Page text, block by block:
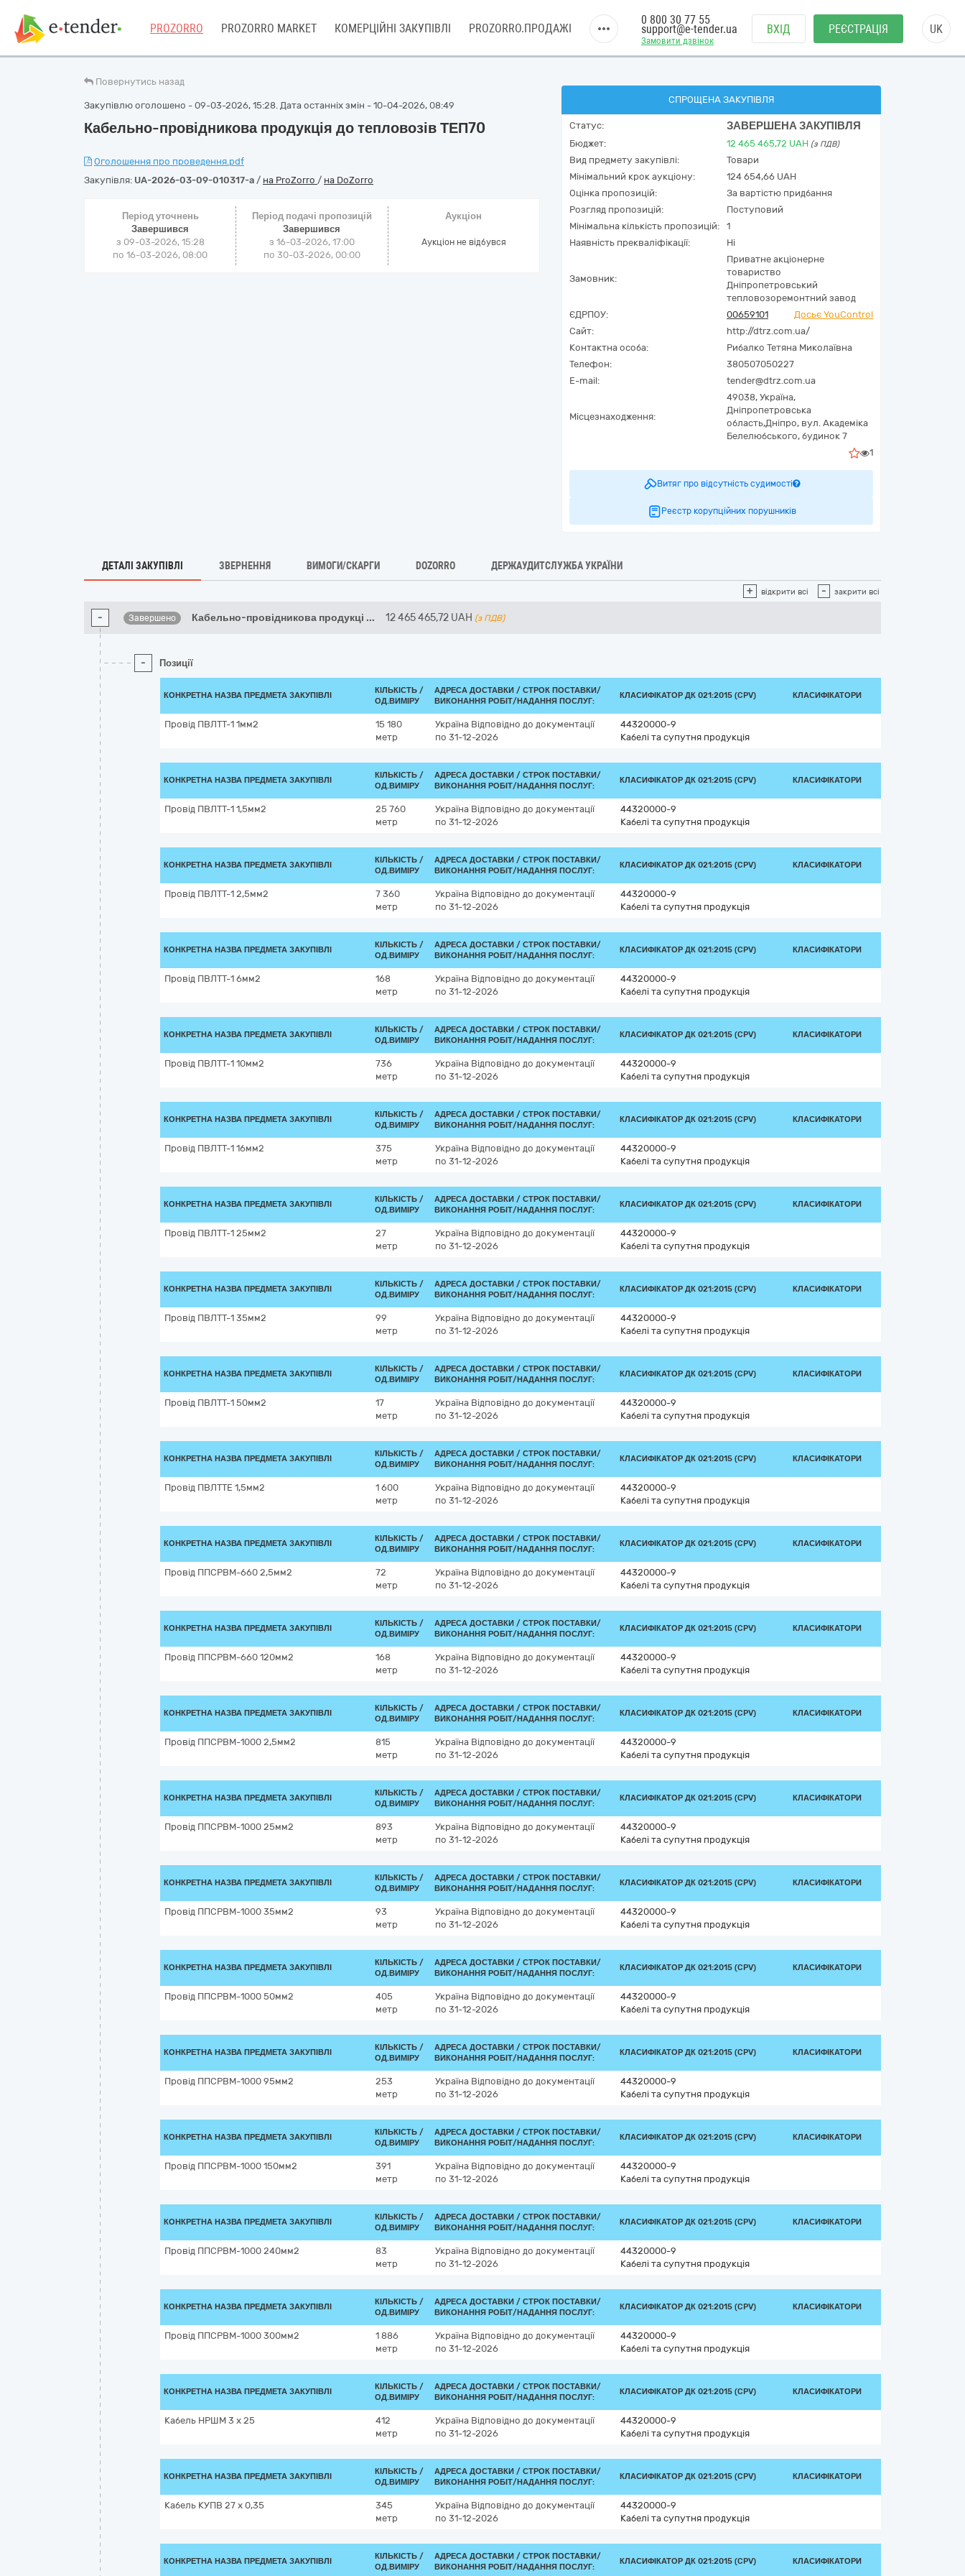
PROZORRO PROZORRO MARKET КОМЕРЦІЙНІ ЗАКУПІВЛІ PROZORRO.ПРОДАЖІ
Замовити дзвінок
0 800 30 77 55
support@e-tender.ua ВХІД РЕЄСТРАЦІЯ UK
Повернутись назад
Закупівлю оголошено - 09-03-2026, 15:28. Дата останніх змін - 10-04-2026, 08:49
Кабельно-провідникова продукція до тепловозів ТЕП70
Оголошення про проведення.pdf
Закупівля: UA-2026-03-09-010317-a / на ProZorro / на DoZorro
Період уточнень
Завершився
з 09-03-2026, 15:28
по 16-03-2026, 08:00
Період подачі пропозицій
Завершився
з 16-03-2026, 17:00
по 30-03-2026, 00:00
Аукціон
Аукціон не відбувся
СПРОЩЕНА ЗАКУПІВЛЯ
Статус: ЗАВЕРШЕНА ЗАКУПІВЛЯ
Бюджет: 12 465 465,72 UAH (з ПДВ)
Вид предмету закупівлі:
Товари
Мінімальний крок аукціону:
124 654,66 UAH
Оцінка пропозицій:
За вартістю придбання
Розгляд пропозицій:
Поступовий
Мінімальна кількість пропозицій:
1
Наявність прекваліфікації:
Ні
Замовник:
Приватне акцiонерне
товариство
Днiпропетровський
тепловозоремонтний завод
ЄДРПОУ:
00659101
Досьє YouControl
Сайт:
http://dtrz.com.ua/
Контактна особа:
Рибалко Тетяна Миколаївна
Телефон:
380507050227
E-mail:
tender@dtrz.com.ua
Місцезнаходження:
49038, Україна,
Дніпропетровська
область,Дніпро, вул. Академіка
Белелюбського, будинок 7
1
Витяг про відсутність судимості
Реєстр корупційних порушників
ДЕТАЛІ ЗАКУПІВЛІ ЗВЕРНЕННЯ ВИМОГИ/СКАРГИ DOZORRO ДЕРЖАУДИТСЛУЖБА УКРАЇНИ
+ відкрити всі - закрити всі
- Завершено Кабельно-провідникова продукці ... 12 465 465,72 UAH (з ПДВ)
- Позиції
КОНКРЕТНА НАЗВА ПРЕДМЕТА ЗАКУПІВЛІ
КІЛЬКІСТЬ /
ОД.ВИМІРУ
АДРЕСА ДОСТАВКИ / СТРОК ПОСТАВКИ/
ВИКОНАННЯ РОБІТ/НАДАННЯ ПОСЛУГ:
КЛАСИФІКАТОР ДК 021:2015 (CPV) КЛАСИФІКАТОРИ
Провід ПВЛТТ-1 1мм2
15 180
метр
Україна Відповідно до документації
по 31-12-2026
44320000-9
Кабелі та супутня продукція
КОНКРЕТНА НАЗВА ПРЕДМЕТА ЗАКУПІВЛІ
КІЛЬКІСТЬ /
ОД.ВИМІРУ
АДРЕСА ДОСТАВКИ / СТРОК ПОСТАВКИ/
ВИКОНАННЯ РОБІТ/НАДАННЯ ПОСЛУГ:
КЛАСИФІКАТОР ДК 021:2015 (CPV) КЛАСИФІКАТОРИ
Провід ПВЛТТ-1 1,5мм2
25 760
метр
Україна Відповідно до документації
по 31-12-2026
44320000-9
Кабелі та супутня продукція
КОНКРЕТНА НАЗВА ПРЕДМЕТА ЗАКУПІВЛІ
КІЛЬКІСТЬ /
ОД.ВИМІРУ
АДРЕСА ДОСТАВКИ / СТРОК ПОСТАВКИ/
ВИКОНАННЯ РОБІТ/НАДАННЯ ПОСЛУГ:
КЛАСИФІКАТОР ДК 021:2015 (CPV) КЛАСИФІКАТОРИ
Провід ПВЛТТ-1 2,5мм2
7 360
метр
Україна Відповідно до документації
по 31-12-2026
44320000-9
Кабелі та супутня продукція
КОНКРЕТНА НАЗВА ПРЕДМЕТА ЗАКУПІВЛІ
КІЛЬКІСТЬ /
ОД.ВИМІРУ
АДРЕСА ДОСТАВКИ / СТРОК ПОСТАВКИ/
ВИКОНАННЯ РОБІТ/НАДАННЯ ПОСЛУГ:
КЛАСИФІКАТОР ДК 021:2015 (CPV) КЛАСИФІКАТОРИ
Провід ПВЛТТ-1 6мм2
168
метр
Україна Відповідно до документації
по 31-12-2026
44320000-9
Кабелі та супутня продукція
КОНКРЕТНА НАЗВА ПРЕДМЕТА ЗАКУПІВЛІ
КІЛЬКІСТЬ /
ОД.ВИМІРУ
АДРЕСА ДОСТАВКИ / СТРОК ПОСТАВКИ/
ВИКОНАННЯ РОБІТ/НАДАННЯ ПОСЛУГ:
КЛАСИФІКАТОР ДК 021:2015 (CPV) КЛАСИФІКАТОРИ
Провід ПВЛТТ-1 10мм2
736
метр
Україна Відповідно до документації
по 31-12-2026
44320000-9
Кабелі та супутня продукція
КОНКРЕТНА НАЗВА ПРЕДМЕТА ЗАКУПІВЛІ
КІЛЬКІСТЬ /
ОД.ВИМІРУ
АДРЕСА ДОСТАВКИ / СТРОК ПОСТАВКИ/
ВИКОНАННЯ РОБІТ/НАДАННЯ ПОСЛУГ:
КЛАСИФІКАТОР ДК 021:2015 (CPV) КЛАСИФІКАТОРИ
Провід ПВЛТТ-1 16мм2
375
метр
Україна Відповідно до документації
по 31-12-2026
44320000-9
Кабелі та супутня продукція
КОНКРЕТНА НАЗВА ПРЕДМЕТА ЗАКУПІВЛІ
КІЛЬКІСТЬ /
ОД.ВИМІРУ
АДРЕСА ДОСТАВКИ / СТРОК ПОСТАВКИ/
ВИКОНАННЯ РОБІТ/НАДАННЯ ПОСЛУГ:
КЛАСИФІКАТОР ДК 021:2015 (CPV) КЛАСИФІКАТОРИ
Провід ПВЛТТ-1 25мм2
27
метр
Україна Відповідно до документації
по 31-12-2026
44320000-9
Кабелі та супутня продукція
КОНКРЕТНА НАЗВА ПРЕДМЕТА ЗАКУПІВЛІ
КІЛЬКІСТЬ /
ОД.ВИМІРУ
АДРЕСА ДОСТАВКИ / СТРОК ПОСТАВКИ/
ВИКОНАННЯ РОБІТ/НАДАННЯ ПОСЛУГ:
КЛАСИФІКАТОР ДК 021:2015 (CPV) КЛАСИФІКАТОРИ
Провід ПВЛТТ-1 35мм2
99
метр
Україна Відповідно до документації
по 31-12-2026
44320000-9
Кабелі та супутня продукція
КОНКРЕТНА НАЗВА ПРЕДМЕТА ЗАКУПІВЛІ
КІЛЬКІСТЬ /
ОД.ВИМІРУ
АДРЕСА ДОСТАВКИ / СТРОК ПОСТАВКИ/
ВИКОНАННЯ РОБІТ/НАДАННЯ ПОСЛУГ:
КЛАСИФІКАТОР ДК 021:2015 (CPV) КЛАСИФІКАТОРИ
Провід ПВЛТТ-1 50мм2
17
метр
Україна Відповідно до документації
по 31-12-2026
44320000-9
Кабелі та супутня продукція
КОНКРЕТНА НАЗВА ПРЕДМЕТА ЗАКУПІВЛІ
КІЛЬКІСТЬ /
ОД.ВИМІРУ
АДРЕСА ДОСТАВКИ / СТРОК ПОСТАВКИ/
ВИКОНАННЯ РОБІТ/НАДАННЯ ПОСЛУГ:
КЛАСИФІКАТОР ДК 021:2015 (CPV) КЛАСИФІКАТОРИ
Провід ПВЛТТЕ 1,5мм2
1 600
метр
Україна Відповідно до документації
по 31-12-2026
44320000-9
Кабелі та супутня продукція
КОНКРЕТНА НАЗВА ПРЕДМЕТА ЗАКУПІВЛІ
КІЛЬКІСТЬ /
ОД.ВИМІРУ
АДРЕСА ДОСТАВКИ / СТРОК ПОСТАВКИ/
ВИКОНАННЯ РОБІТ/НАДАННЯ ПОСЛУГ:
КЛАСИФІКАТОР ДК 021:2015 (CPV) КЛАСИФІКАТОРИ
Провід ППСРВМ-660 2,5мм2
72
метр
Україна Відповідно до документації
по 31-12-2026
44320000-9
Кабелі та супутня продукція
КОНКРЕТНА НАЗВА ПРЕДМЕТА ЗАКУПІВЛІ
КІЛЬКІСТЬ /
ОД.ВИМІРУ
АДРЕСА ДОСТАВКИ / СТРОК ПОСТАВКИ/
ВИКОНАННЯ РОБІТ/НАДАННЯ ПОСЛУГ:
КЛАСИФІКАТОР ДК 021:2015 (CPV) КЛАСИФІКАТОРИ
Провід ППСРВМ-660 120мм2
168
метр
Україна Відповідно до документації
по 31-12-2026
44320000-9
Кабелі та супутня продукція
КОНКРЕТНА НАЗВА ПРЕДМЕТА ЗАКУПІВЛІ
КІЛЬКІСТЬ /
ОД.ВИМІРУ
АДРЕСА ДОСТАВКИ / СТРОК ПОСТАВКИ/
ВИКОНАННЯ РОБІТ/НАДАННЯ ПОСЛУГ:
КЛАСИФІКАТОР ДК 021:2015 (CPV) КЛАСИФІКАТОРИ
Провід ППСРВМ-1000 2,5мм2
815
метр
Україна Відповідно до документації
по 31-12-2026
44320000-9
Кабелі та супутня продукція
КОНКРЕТНА НАЗВА ПРЕДМЕТА ЗАКУПІВЛІ
КІЛЬКІСТЬ /
ОД.ВИМІРУ
АДРЕСА ДОСТАВКИ / СТРОК ПОСТАВКИ/
ВИКОНАННЯ РОБІТ/НАДАННЯ ПОСЛУГ:
КЛАСИФІКАТОР ДК 021:2015 (CPV) КЛАСИФІКАТОРИ
Провід ППСРВМ-1000 25мм2
893
метр
Україна Відповідно до документації
по 31-12-2026
44320000-9
Кабелі та супутня продукція
КОНКРЕТНА НАЗВА ПРЕДМЕТА ЗАКУПІВЛІ
КІЛЬКІСТЬ /
ОД.ВИМІРУ
АДРЕСА ДОСТАВКИ / СТРОК ПОСТАВКИ/
ВИКОНАННЯ РОБІТ/НАДАННЯ ПОСЛУГ:
КЛАСИФІКАТОР ДК 021:2015 (CPV) КЛАСИФІКАТОРИ
Провід ППСРВМ-1000 35мм2
93
метр
Україна Відповідно до документації
по 31-12-2026
44320000-9
Кабелі та супутня продукція
КОНКРЕТНА НАЗВА ПРЕДМЕТА ЗАКУПІВЛІ
КІЛЬКІСТЬ /
ОД.ВИМІРУ
АДРЕСА ДОСТАВКИ / СТРОК ПОСТАВКИ/
ВИКОНАННЯ РОБІТ/НАДАННЯ ПОСЛУГ:
КЛАСИФІКАТОР ДК 021:2015 (CPV) КЛАСИФІКАТОРИ
Провід ППСРВМ-1000 50мм2
405
метр
Україна Відповідно до документації
по 31-12-2026
44320000-9
Кабелі та супутня продукція
КОНКРЕТНА НАЗВА ПРЕДМЕТА ЗАКУПІВЛІ
КІЛЬКІСТЬ /
ОД.ВИМІРУ
АДРЕСА ДОСТАВКИ / СТРОК ПОСТАВКИ/
ВИКОНАННЯ РОБІТ/НАДАННЯ ПОСЛУГ:
КЛАСИФІКАТОР ДК 021:2015 (CPV) КЛАСИФІКАТОРИ
Провід ППСРВМ-1000 95мм2
253
метр
Україна Відповідно до документації
по 31-12-2026
44320000-9
Кабелі та супутня продукція
КОНКРЕТНА НАЗВА ПРЕДМЕТА ЗАКУПІВЛІ
КІЛЬКІСТЬ /
ОД.ВИМІРУ
АДРЕСА ДОСТАВКИ / СТРОК ПОСТАВКИ/
ВИКОНАННЯ РОБІТ/НАДАННЯ ПОСЛУГ:
КЛАСИФІКАТОР ДК 021:2015 (CPV) КЛАСИФІКАТОРИ
Провід ППСРВМ-1000 150мм2
391
метр
Україна Відповідно до документації
по 31-12-2026
44320000-9
Кабелі та супутня продукція
КОНКРЕТНА НАЗВА ПРЕДМЕТА ЗАКУПІВЛІ
КІЛЬКІСТЬ /
ОД.ВИМІРУ
АДРЕСА ДОСТАВКИ / СТРОК ПОСТАВКИ/
ВИКОНАННЯ РОБІТ/НАДАННЯ ПОСЛУГ:
КЛАСИФІКАТОР ДК 021:2015 (CPV) КЛАСИФІКАТОРИ
Провід ППСРВМ-1000 240мм2
83
метр
Україна Відповідно до документації
по 31-12-2026
44320000-9
Кабелі та супутня продукція
КОНКРЕТНА НАЗВА ПРЕДМЕТА ЗАКУПІВЛІ
КІЛЬКІСТЬ /
ОД.ВИМІРУ
АДРЕСА ДОСТАВКИ / СТРОК ПОСТАВКИ/
ВИКОНАННЯ РОБІТ/НАДАННЯ ПОСЛУГ:
КЛАСИФІКАТОР ДК 021:2015 (CPV) КЛАСИФІКАТОРИ
Провід ППСРВМ-1000 300мм2
1 886
метр
Україна Відповідно до документації
по 31-12-2026
44320000-9
Кабелі та супутня продукція
КОНКРЕТНА НАЗВА ПРЕДМЕТА ЗАКУПІВЛІ
КІЛЬКІСТЬ /
ОД.ВИМІРУ
АДРЕСА ДОСТАВКИ / СТРОК ПОСТАВКИ/
ВИКОНАННЯ РОБІТ/НАДАННЯ ПОСЛУГ:
КЛАСИФІКАТОР ДК 021:2015 (CPV) КЛАСИФІКАТОРИ
Кабель НРШМ 3 х 25
412
метр
Україна Відповідно до документації
по 31-12-2026
44320000-9
Кабелі та супутня продукція
КОНКРЕТНА НАЗВА ПРЕДМЕТА ЗАКУПІВЛІ
КІЛЬКІСТЬ /
ОД.ВИМІРУ
АДРЕСА ДОСТАВКИ / СТРОК ПОСТАВКИ/
ВИКОНАННЯ РОБІТ/НАДАННЯ ПОСЛУГ:
КЛАСИФІКАТОР ДК 021:2015 (CPV) КЛАСИФІКАТОРИ
Кабель КУПВ 27 х 0,35
345
метр
Україна Відповідно до документації
по 31-12-2026
44320000-9
Кабелі та супутня продукція
КОНКРЕТНА НАЗВА ПРЕДМЕТА ЗАКУПІВЛІ
КІЛЬКІСТЬ /
ОД.ВИМІРУ
АДРЕСА ДОСТАВКИ / СТРОК ПОСТАВКИ/
ВИКОНАННЯ РОБІТ/НАДАННЯ ПОСЛУГ:
КЛАСИФІКАТОР ДК 021:2015 (CPV) КЛАСИФІКАТОРИ